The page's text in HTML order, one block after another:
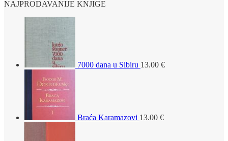
NAJPRODAVANIJE KNJIGE
7000 dana u Sibiru 13.00 €
Braća Karamazovi 13.00 €